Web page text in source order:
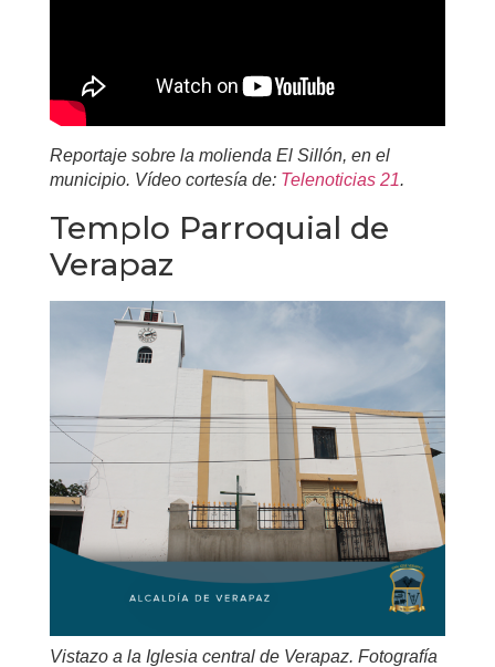
Reportaje sobre la molienda El Sillón, en el
municipio. Vídeo cortesía de: Telenoticias 21.
Templo Parroquial de
Verapaz
Vistazo a la Iglesia central de Verapaz. Fotografía